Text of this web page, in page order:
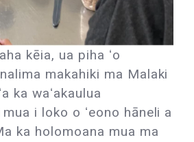
kēia, ua piha ʻo
makahiki ma Malaki
ka waʻakaulua
i loko o ʻeono hāneli a
ka holomoana mua ma